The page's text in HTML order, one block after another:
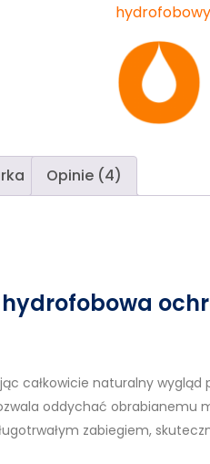
Opinie (4)
całkowicie naturalny
oddychać obrabianemu
zabiegiem,